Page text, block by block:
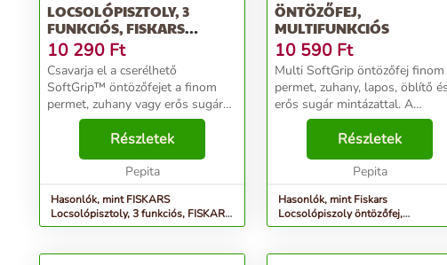
LOCSOLÓPISZTOLY, 3
FUNKCIÓS, FISKARS
&QUOT;COMFORT&QUOT;+...
10 290 Ft
Csavarja el a cserélhető
SoftGrip™ öntözőfejet a finom
permet, zuhany vagy erős sugár
mintázat kiválasztásához -finoman
állítható locsolási mintázat -a
hüvelykujjas áramlásszabályozó
Részletek
Pepita
Hasonlók, mint FISKARS
Locsolópisztoly, 3 funkciós, FISKARS
&quot;Comfort&quot;+...
ÖNTÖZŐFEJ,
MULTIFUNKCIÓS
10 590 Ft
Multi SoftGrip öntözőfej finom
permet, zuhany, lapos, öblítő és
erős sugár mintázattal. A
következő Fiskars
és öntözőrudakkal használható:
1054781, 1054782, 1054783,
1052182, 1052183, 1...
Részletek
Pepita
Hasonlók, mint Fiskars
Locsolópiszoly öntözőfej,
multifunkciós